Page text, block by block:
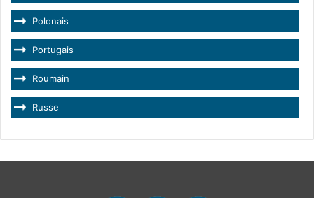
Polonais
Portugais
Roumain
Russe